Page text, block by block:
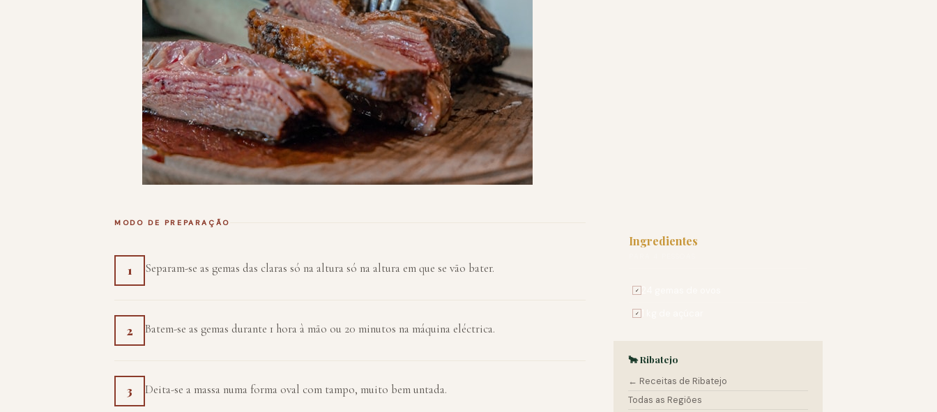
MODO DE PREPARAÇÃO
1 Separam-se as gemas das claras só na altura só na altura em que se vão bater.
2 Batem-se as gemas durante 1 hora à mão ou 20 minutos na máquina eléctrica.
3 Deita-se a massa numa forma oval com tampo, muito bem untada.
Ingredientes
✓
✓
🐂 Ribatejo
← Receitas de Ribatejo
Todas as Regiões